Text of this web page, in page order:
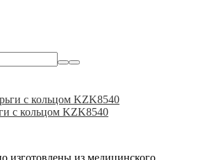
с кольцом KZK8540
изготовлены из медицинского